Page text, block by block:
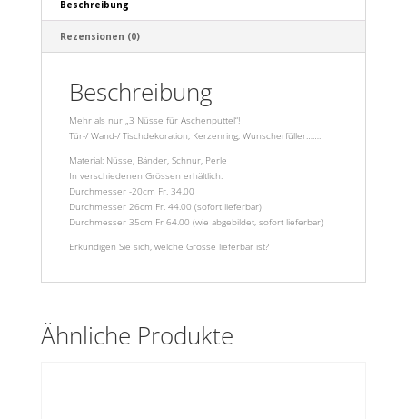
Beschreibung
Rezensionen (0)
Beschreibung
Mehr als nur „3 Nüsse für Aschenputtel“!
Tür-/ Wand-/ Tischdekoration, Kerzenring, Wunscherfüller…….
Material: Nüsse, Bänder, Schnur, Perle
In verschiedenen Grössen erhältlich:
Durchmesser -20cm Fr. 34.00
Durchmesser 26cm Fr. 44.00 (sofort lieferbar)
Durchmesser 35cm Fr 64.00 (wie abgebildet, sofort lieferbar)
Erkundigen Sie sich, welche Grösse lieferbar ist?
Ähnliche Produkte